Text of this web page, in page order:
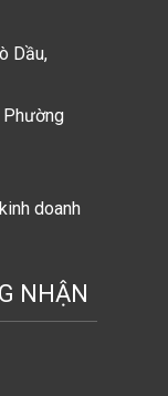
Dầu,
doanh
NHẬN